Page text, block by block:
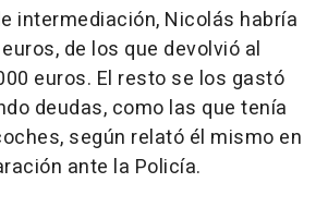
intermediación, Nicolás habría
de los que devolvió al
euros. El resto se los gastó
deudas, como las que tenía
según relató él mismo en
ante la Policía.